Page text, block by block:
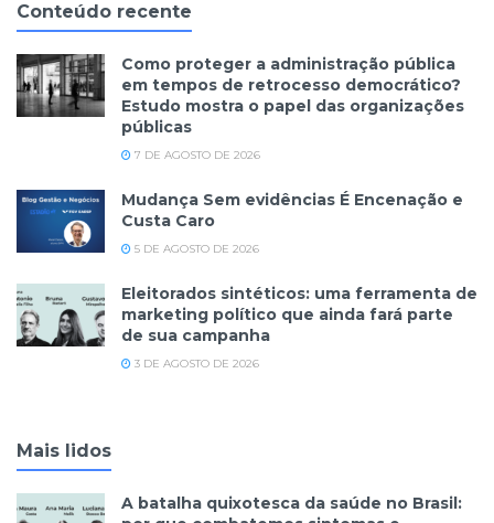
Conteúdo recente
Como proteger a administração pública
em tempos de retrocesso democrático?
Estudo mostra o papel das organizações
públicas
7 DE AGOSTO DE 2026
Mudança Sem evidências É Encenação e
Custa Caro
5 DE AGOSTO DE 2026
Eleitorados sintéticos: uma ferramenta de
marketing político que ainda fará parte
de sua campanha
3 DE AGOSTO DE 2026
Mais lidos
A batalha quixotesca da saúde no Brasil: